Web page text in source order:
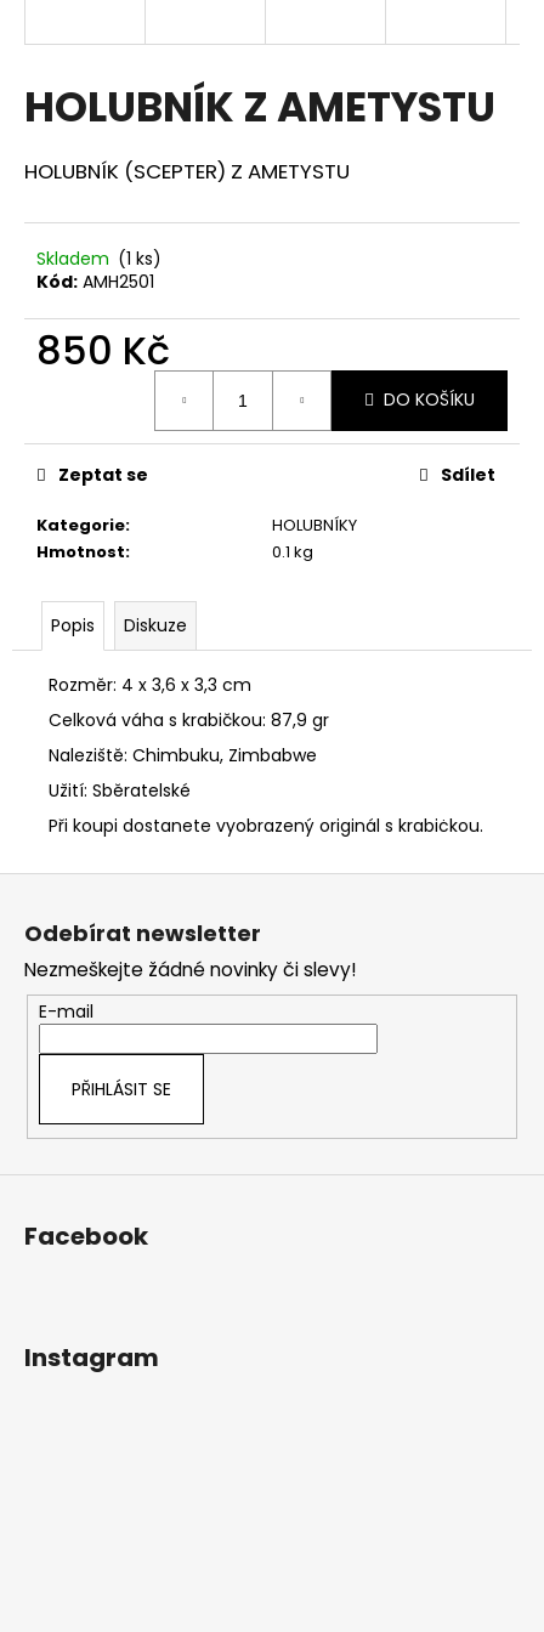
HOLUBNÍK Z AMETYSTU
HOLUBNÍK (SCEPTER) Z AMETYSTU
Skladem (1 ks)
Kód: AMH2501
850 Kč
DO KOŠÍKU
Kategorie:
HOLUBNÍKY
Hmotnost: 0.1 kg
Zeptat se Sdílet
Popis Diskuze
Rozměr: 4 x 3,6 x 3,3 cm
Celková váha s krabičkou: 87,9 gr
Naleziště: Chimbuku, Zimbabwe
Užití: Sběratelské
Při koupi dostanete vyobrazený originál s krabiċkou.
í
t
?
p
o
u
č
m
PŘÍVĚSEK
SRDÍČKO
150
Kč
Z
Odebírat newsletter
Nezmeškejte žádné novinky či slevy!
E-mail
PŘIHLÁSIT SE
Facebook
Instagram